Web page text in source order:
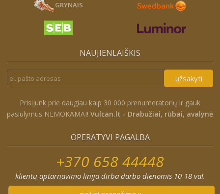
GRYNAIS
NAUJIENLAIŠKIS
užsakyti
Prisijunk prie daugiau kaip 30 000 prenumeratorių ir gauk
pasiūlymus NEMOKAMAI! Vulcan.lt - Drabužiai, rūbai, avalynė
OPERATYVI PAGALBA
+370 658 44448
klientų aptarnavimo linija dirba darbo dienomis 10-18 val.